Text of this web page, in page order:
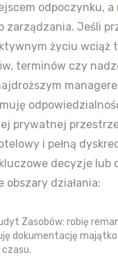
odpoczynku, a
zarządzania. Jeśli
życiu wciąż
terminów czy
prywatnej
i pełną
decyzje lub
obszary działania:
Zasobów: robię
dokumentację